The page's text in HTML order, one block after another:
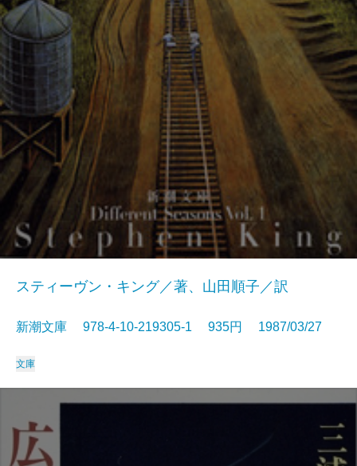
スティーヴン・キング／著、山田順子／訳
新潮文庫 978-4-10-219305-1 935円 1987/03/27
文庫